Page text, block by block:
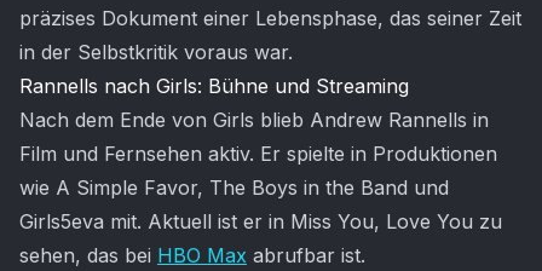
präzises Dokument einer Lebensphase, das seiner Zeit
in der Selbstkritik voraus war.
Rannells nach Girls: Bühne und Streaming
Nach dem Ende von Girls blieb Andrew Rannells in
Film und Fernsehen aktiv. Er spielte in Produktionen
wie A Simple Favor, The Boys in the Band und
Girls5eva mit. Aktuell ist er in Miss You, Love You zu
sehen, das bei HBO Max abrufbar ist.